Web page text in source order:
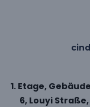
1. Etage,
6, Louyi